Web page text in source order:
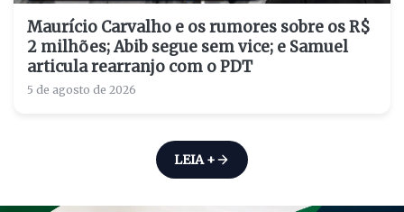
Maurício Carvalho e os rumores sobre os R$
2 milhões; Abib segue sem vice; e Samuel
articula rearranjo com o PDT
5 de agosto de 2026
LEIA +